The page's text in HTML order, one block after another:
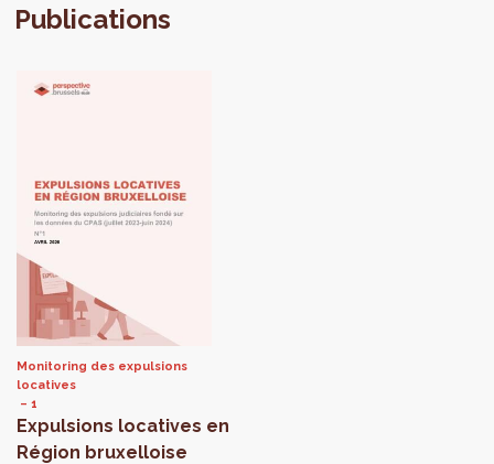
Publications
Monitoring des expulsions
locatives
1
Expulsions locatives en
Région bruxelloise